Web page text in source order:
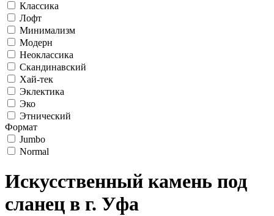
Классика
Лофт
Минимализм
Модерн
Неоклассика
Скандинавский
Хай-тек
Эклектика
Эко
Этнический
Формат
Jumbo
Normal
Искусственный камень под
сланец в г. Уфа